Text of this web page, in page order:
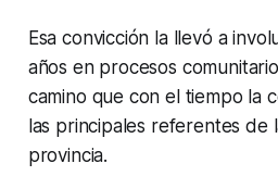
Esa convicción la llevó a
años en procesos
camino que con el tiempo la
las principales referentes de
provincia.